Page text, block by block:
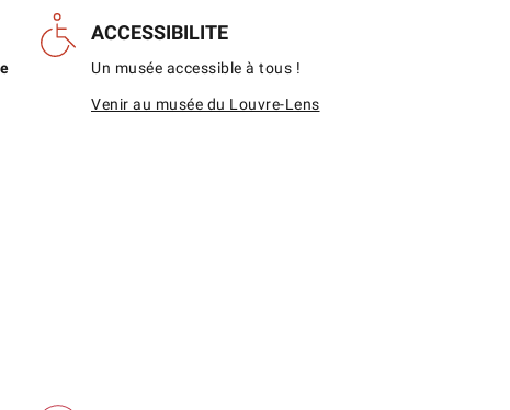
ACCESSIBILITE
Un musée accessible à tous !
Venir au musée du Louvre-Lens